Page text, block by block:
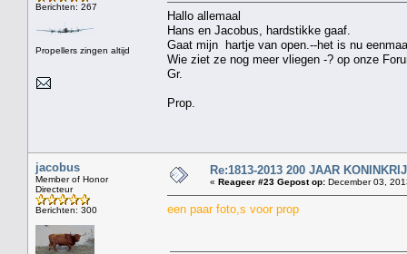
Berichten: 267
Propellers zingen altijd
Hallo allemaal
Hans en Jacobus, hardstikke gaaf.
Gaat mijn hartje van open.--het is nu
Wie ziet ze nog meer vliegen -? op onze
Gr.
Prop.
jacobus
Member of Honor
Directeur
Berichten: 300
Re:1813-2013 200 JAAR
« Reageer #23 Gepost op: December 03,
een paar foto,s voor prop